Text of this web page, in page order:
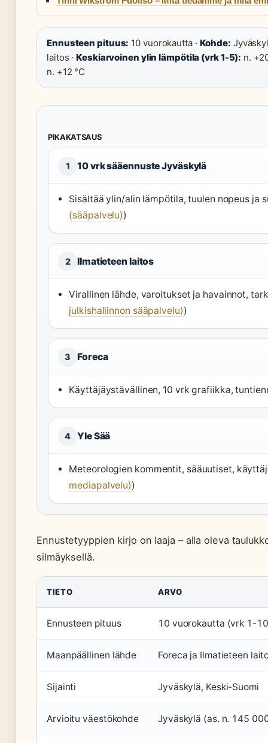
Ennusteen pituus: 10 vuorokautta · Kohde:
laitos ·Keskiarvoinen ylin lämpötila (vrk 1-5): n.
n. +12 °C
PIKAKATSAUS
1 10 vrk sääennuste Jyväskylä
Sisältää ylin/alin lämpötila, tuulen nopeus ja
(sääpalvelu))
2 Ilmatieteen laitos
Virallinen lähde, varoitukset ja havainnot,
julkishallinnon sääpalvelu))
3 Foreca
Käyttäjäystävällinen, 10 vrk grafiikka,
4 Yle Sää
Meteorologien kommentit, sääuutiset,
mediapalvelu))
Ennustetyyppien kirjo on laaja – alla oleva
silmäyksellä.
TIETO ARVO
Ennusteen pituus 10 vuorokautta (vrk 1-
Maanpäällinen lähde Foreca ja Ilmatieteen
Sijainti Jyväskylä, Keski-Suomi
Arvioitu väestökohde Jyväskylä (as. n. 145